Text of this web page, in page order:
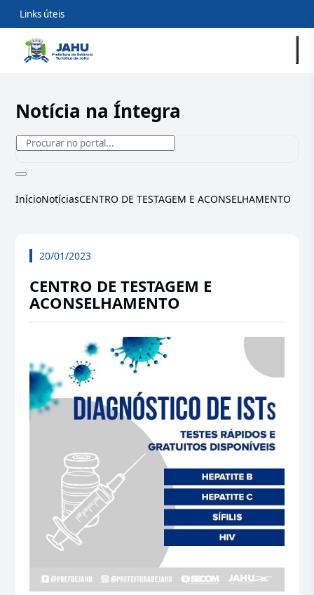
Links úteis
Notícia na Íntegra
InícioNotíciasCENTRO DE TESTAGEM E ACONSELHAMENTO
20/01/2023
CENTRO DE TESTAGEM E
ACONSELHAMENTO